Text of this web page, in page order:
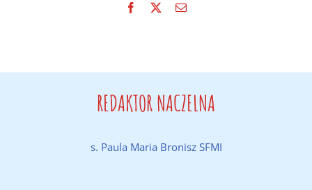
Facebook Email
REDAKTOR NACZELNA
s. Paula Maria Bronisz SFMI